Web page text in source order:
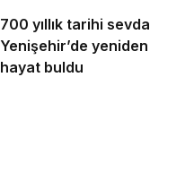
700 yıllık tarihi sevda
Yenişehir’de yeniden
hayat buldu